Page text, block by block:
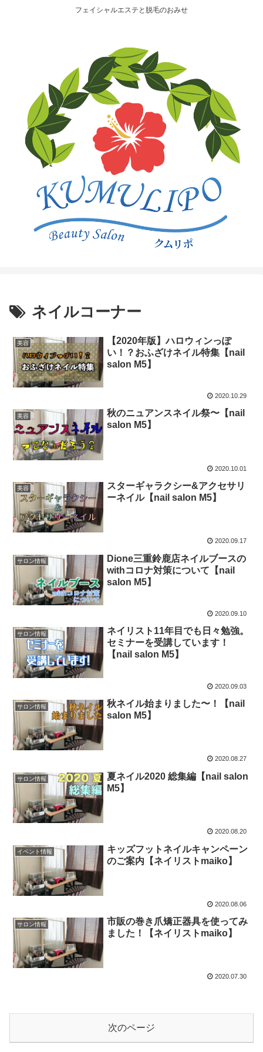
フェイシャルエステと脱毛のおみせ
ネイルコーナー
美容
【2020年版】ハロウィンっぽ
い！？おふざけネイル特集【nail
salon M5】
2020.10.29
美容
秋のニュアンスネイル祭〜【nail
salon M5】
2020.10.01
美容
スターギャラクシー&アクセサリ
ーネイル【nail salon M5】
2020.09.17
サロン情報
Dione三重鈴鹿店ネイルブースの
withコロナ対策について【nail
salon M5】
2020.09.10
サロン情報
ネイリスト11年目でも日々勉強。
セミナーを受講しています！
【nail salon M5】
2020.09.03
サロン情報
秋ネイル始まりました〜！【nail
salon M5】
2020.08.27
サロン情報
夏ネイル2020 総集編【nail salon
M5】
2020.08.20
イベント情報
キッズフットネイルキャンペーン
のご案内【ネイリストmaiko】
2020.08.06
サロン情報
市販の巻き爪矯正器具を使ってみ
ました！【ネイリストmaiko】
2020.07.30
次のページ